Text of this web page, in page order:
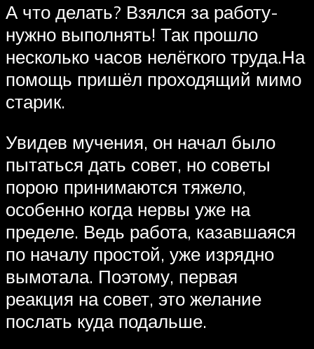
А что делать? Взялся за работу-
нужно выполнять! Так прошло
несколько часов нелёгкого труда.На
помощь пришёл проходящий мимо
старик.
Увидев мучения, он начал было
пытаться дать совет, но советы
порою принимаются тяжело,
особенно когда нервы уже на
пределе. Ведь работа, казавшаяся
по началу простой, уже изрядно
вымотала. Поэтому, первая
реакция на совет, это желание
послать куда подальше.